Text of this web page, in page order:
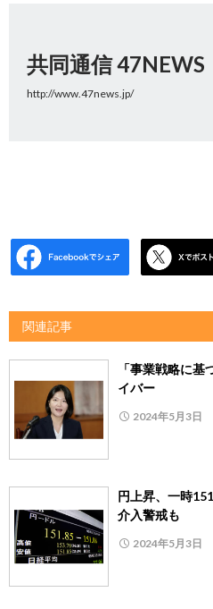
共同通信 47NEWS
http://www.47news.jp/
関連記事
「事業戦略に
イバー
2024年5月3日
円上昇、一時
介入警戒も
2024年5月3日